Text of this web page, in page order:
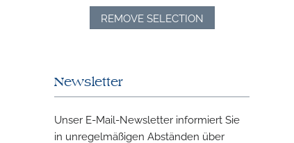
REMOVE SELECTION
Newsletter
Unser E-Mail-Newsletter informiert Sie
in unregelmäßigen Abständen über